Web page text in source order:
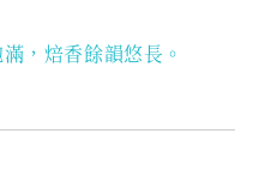
，焙香餘韻悠長。